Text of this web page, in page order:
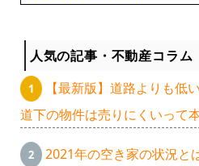
人気の記事・不動産コラム
【最新版】道路よりも低
道下の物件は売りにくいって
2021年の空き家の状況と